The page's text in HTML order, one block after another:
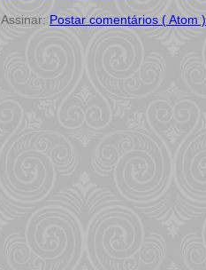
Assinar: Postar comentários ( Atom )